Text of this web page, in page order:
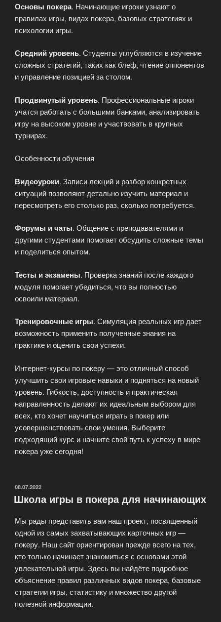
Основы покера. Начинающие игроки узнают о
правилах игры, видах покера, базовых стратегиях и
психологии игры.
Средний уровень. Студенты углубляются в изучение
сложных стратегий, таких как блеф, чтение оппонентов
и управление позицией за столом.
Продвинутый уровень. Профессиональные игроки
учатся работать с большими банками, анализировать
игру на высоком уровне и участвовать в крупных
турнирах.
Особенности обучения
Видеоуроки. Записи лекций и разбор конкретных
ситуаций позволяют детально изучить материал и
пересмотреть его столько раз, сколько потребуется.
Форумы и чаты. Общение с преподавателями и
другими студентами помогает обсудить сложные темы
и поделиться опытом.
Тесты и экзамены. Проверка знаний после каждого
модуля помогает убедиться, что вы полностью
освоили материал.
Тренировочные игры. Симуляция реальных игр дает
возможность применить полученные знания на
практике и оценить свои успехи.
Интернет-курсы по покеру — это отличный способ
улучшить свои игровые навыки и подняться на новый
уровень. Гибкость, доступность и практическая
направленность делают их идеальным выбором для
всех, кто хочет научиться играть в покер или
усовершенствовать свои умения. Выберите
подходящий курс и начните свой путь к успеху в мире
покера уже сегодня!
ОПУБЛИКОВАНО
08.07.2022
Школа игры в покера для начинающих
Мы рады представить вам наш проект, посвященный
одной из самых захватывающих карточных игр —
покеру. Наш сайт ориентирован прежде всего на тех,
кто только начинает знакомиться с основами этой
увлекательной игры. Здесь вы найдёте подробное
объяснение правил различных видов покера, базовые
стратегии игры, статистику и множество другой
полезной информации.